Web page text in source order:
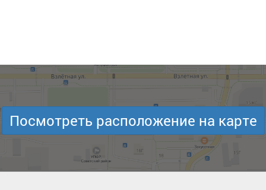
Посмотреть расположение на карте